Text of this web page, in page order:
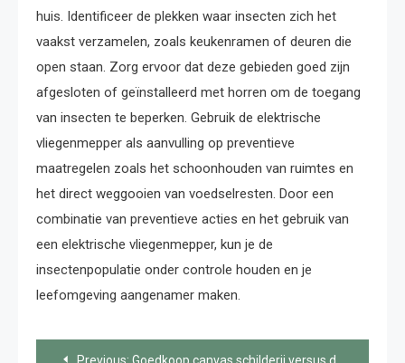
huis. Identificeer de plekken waar insecten zich het
vaakst verzamelen, zoals keukenramen of deuren die
open staan. Zorg ervoor dat deze gebieden goed zijn
afgesloten of geïnstalleerd met horren om de toegang
van insecten te beperken. Gebruik de elektrische
vliegenmepper als aanvulling op preventieve
maatregelen zoals het schoonhouden van ruimtes en
het direct weggooien van voedselresten. Door een
combinatie van preventieve acties en het gebruik van
een elektrische vliegenmepper, kun je de
insectenpopulatie onder controle houden en je
leefomgeving aangenamer maken.
Bericht